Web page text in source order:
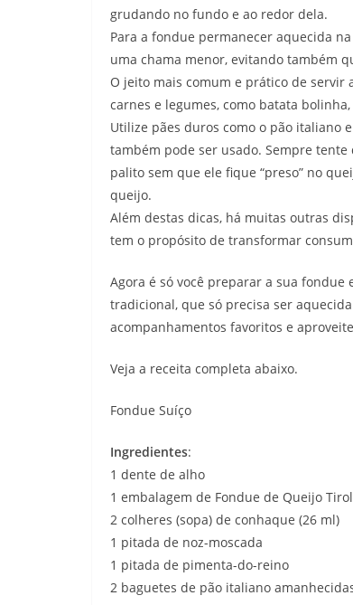
grudando no fundo e ao redor dela.
Para a fondue permanecer aquecida
uma chama menor, evitando também
O jeito mais comum e prático de servir
carnes e legumes, como batata
Utilize pães duros como o pão italiano
também pode ser usado. Sempre
palito sem que ele fique “preso” no
queijo.
Além destas dicas, há muitas outras
tem o propósito de transformar
Agora é só você preparar a sua fondue
tradicional, que só precisa ser
acompanhamentos favoritos e
Veja a receita completa abaixo.
Fondue Suíço
Ingredientes:
1 dente de alho
1 embalagem de Fondue de Queijo
2 colheres (sopa) de conhaque (26 ml)
1 pitada de noz-moscada
1 pitada de pimenta-do-reino
2 baguetes de pão italiano